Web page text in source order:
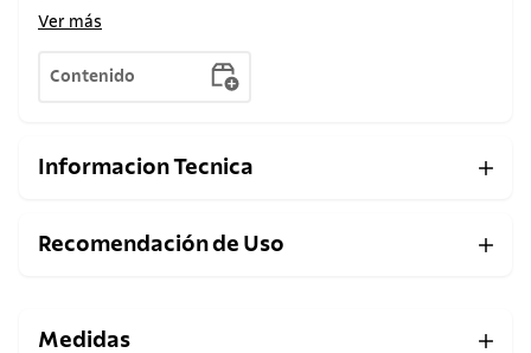
Ver más
Contenido
Informacion Tecnica
Recomendación de Uso
Medidas